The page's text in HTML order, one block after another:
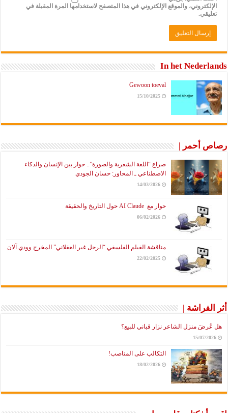
الإلكتروني، والموقع الإلكتروني في هذا المتصفح لاستخدامها المرة المقبلة في
تعليقي.
In het Nederlands
Gewoon toeval
15/10/2025
رصاص أحمر |
صراع “اللغة الشعرية والصورة”.. حوار بين الإنسان والذكاء
الاصطناعي ـ المحاور: حسان الجودي
14/03/2026
حوار مع AI Claude حول التاريخ والحقيقة
06/02/2026
مناقشة الفيلم الفلسفي “الرجل غير العقلاني” المخرج وودي آلان
22/02/2025
أثر الفراشة |
هل عُرضَ منزل الشاعر نزار قباني للبيع؟
15/07/2026
التكالب على المناصب!
18/02/2026